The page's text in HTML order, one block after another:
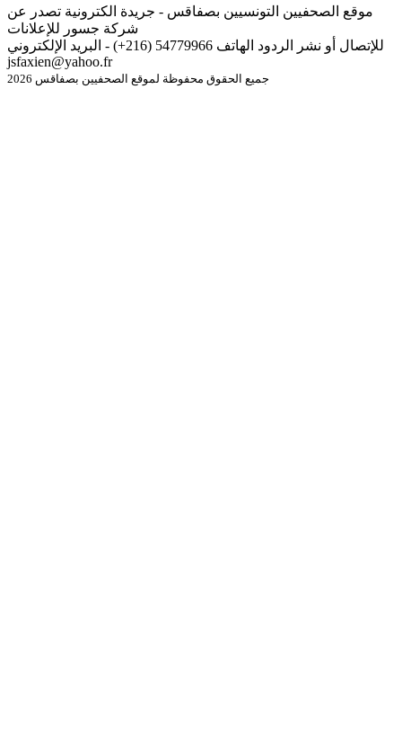
موقع الصحفيين التونسيين بصفاقس - جريدة الكترونية تصدر عن
شركة جسور للإعلانات
للإتصال أو نشر الردود الهاتف 54779966 (216+) - البريد الإلكتروني
jsfaxien@yahoo.fr
جميع الحقوق محفوظة لموقع الصحفيين بصفاقس 2026